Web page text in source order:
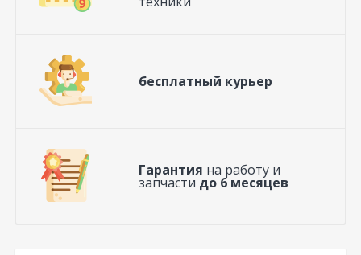
бесплатный курьер
Гарантия на работу и
запчасти до 6 месяцев